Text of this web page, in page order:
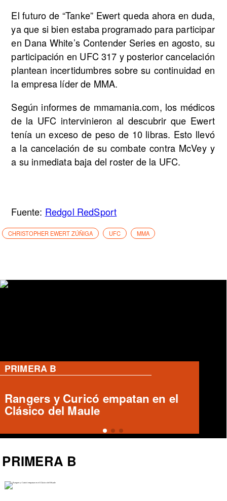
El futuro de “Tanke” Ewert queda ahora en duda,
ya que si bien estaba programado para participar
en Dana White’s Contender Series en agosto, su
participación en UFC 317 y posterior cancelación
plantean incertidumbres sobre su continuidad en
la empresa líder de MMA.
Según informes de mmamania.com, los médicos
de la UFC intervinieron al descubrir que Ewert
tenía un exceso de peso de 10 libras. Esto llevó
a la cancelación de su combate contra McVey y
a su inmediata baja del roster de la UFC.
Fuente: Redgol RedSport
CHRISTOPHER EWERT ZÚÑIGA UFC MMA
PRIMERA B
Deportes Copiapó y San Luis
igualan 1-1 en el Luis Valenzuela
Hermosilla
PRIMERA B